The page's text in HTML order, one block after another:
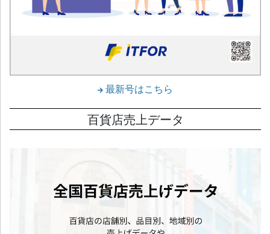
最新号はこちら
百貨店売上データ